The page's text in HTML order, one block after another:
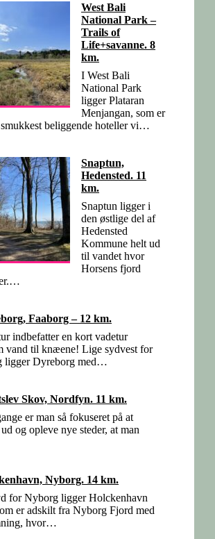
West Bali
National Park –
Trails of
Life+savanne. 8
km.
I West Bali
National Park
ligger Plataran
Menjangan, som er
beliggende hoteller vi…
Snaptun,
Hedensted. 11
km.
Snaptun ligger i
den østlige del af
Hedensted
Kommune helt ud
til vandet hvor
Horsens fjord
Faaborg – 12 km.
indbefatter en kort vadetur
vand til knæene! Lige sydvest for
ligger Dyreborg med…
Skov, Nordfyn. 11 km.
er man så fokuseret på at
og opleve nye steder, at man
Nyborg. 14 km.
for Nyborg ligger Holckenhavn
er adskilt fra Nyborg Fjord med
hvor…